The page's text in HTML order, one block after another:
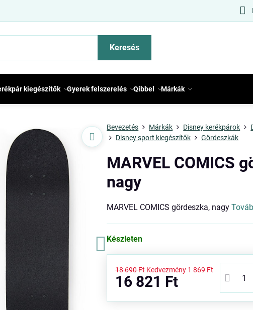
Keresés
kiegészítők Gyerek felszerelés Qibbel Márkák
Bevezetés Márkák Disney kerékpárok
Disney sport kiegészítők
Gördeszkák
MARVEL COMICS
nagy
MARVEL COMICS gördeszka, nagy
Készleten
18 690 Ft Kedvezmény 1 869 Ft
16 821 Ft